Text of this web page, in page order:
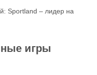
Sportland – лидер на
игры